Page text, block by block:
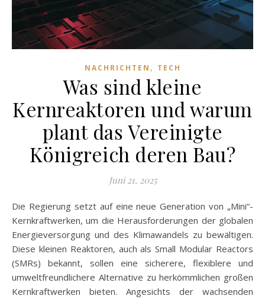
NACHRICHTEN , TECH
Was sind kleine
Kernreaktoren und warum
plant das Vereinigte
Königreich deren Bau?
Juni 21, 2025
Die Regierung setzt auf eine neue Generation von „Mini“-
Kernkraftwerken, um die Herausforderungen der globalen
Energieversorgung und des Klimawandels zu bewältigen.
Diese kleinen Reaktoren, auch als Small Modular Reactors
(SMRs) bekannt, sollen eine sicherere, flexiblere und
umweltfreundlichere Alternative zu herkömmlichen großen
Kernkraftwerken bieten. Angesichts der wachsenden